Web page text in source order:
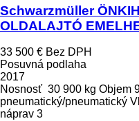
Schwarzmüller
OLDALAJTÓ
33 500 € Bez DPH
Posuvná podlaha
2017
Nosnosť 30 900 kg Objem
pneumatický/pneumatický
náprav 3